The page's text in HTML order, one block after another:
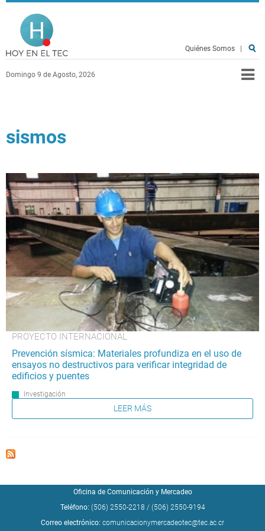
Pasar al contenido principal
Domingo 9 de Agosto, 2026
Quiénes Somos
sismos
PROYECTO INTERNACIONAL
Prevención sísmica: Materiales profundiza en el uso de
ensayos no destructivos para verificar integridad de
edificios y puentes
Investigación
LEER MÁS
Oficina de Comunicación y Mercadeo
Teléfono: (506) 2550-2218 / (506) 2550-9194
Correo electrónico: comunicacionymercadeotec@tec.ac.cr